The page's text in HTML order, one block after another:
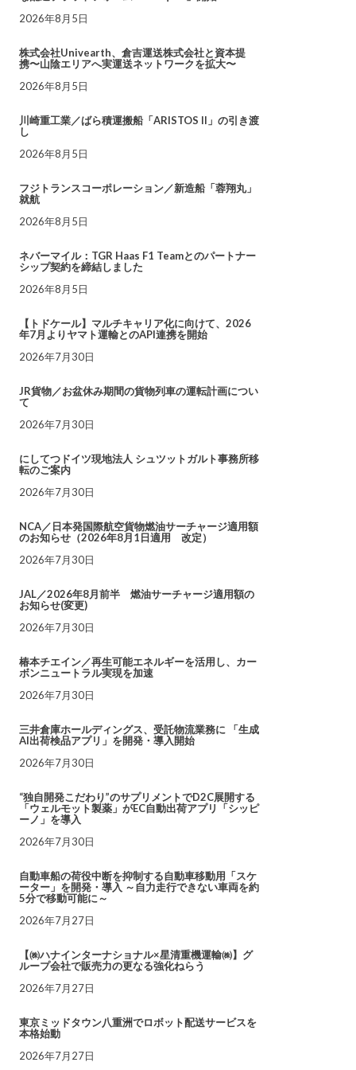
2026年8月5日
株式会社Univearth、倉吉運送株式会社と資本提
携〜山陰エリアへ実運送ネットワークを拡大〜
2026年8月5日
川崎重工業／ばら積運搬船「ARISTOS II」の引き渡
し
2026年8月5日
フジトランスコーポレーション／新造船「蓉翔丸」
就航
2026年8月5日
ネバーマイル：TGR Haas F1 Teamとのパートナー
シップ契約を締結しました
2026年8月5日
【トドケール】マルチキャリア化に向けて、2026
年7月よりヤマト運輸とのAPI連携を開始
2026年7月30日
JR貨物／お盆休み期間の貨物列車の運転計画につい
て
2026年7月30日
にしてつドイツ現地法人 シュツットガルト事務所移
転のご案内
2026年7月30日
NCA／日本発国際航空貨物燃油サーチャージ適用額
のお知らせ（2026年8月1日適用 改定）
2026年7月30日
JAL／2026年8月前半 燃油サーチャージ適用額の
お知らせ(変更)
2026年7月30日
椿本チエイン／再生可能エネルギーを活用し、カー
ボンニュートラル実現を加速
2026年7月30日
三井倉庫ホールディングス、受託物流業務に 「生成
AI出荷検品アプリ」を開発・導入開始
2026年7月30日
“独自開発こだわり”のサプリメントでD2C展開する
「ウェルモット製薬」がEC自動出荷アプリ「シッピ
ーノ」を導入
2026年7月30日
自動車船の荷役中断を抑制する自動車移動用「スケ
ーター」を開発・導入 ～自力走行できない車両を約
5分で移動可能に～
2026年7月27日
【㈱ハナインターナショナル×星清重機運輸㈱】グ
ループ会社で販売力の更なる強化ねらう
2026年7月27日
東京ミッドタウン八重洲でロボット配送サービスを
本格始動
2026年7月27日